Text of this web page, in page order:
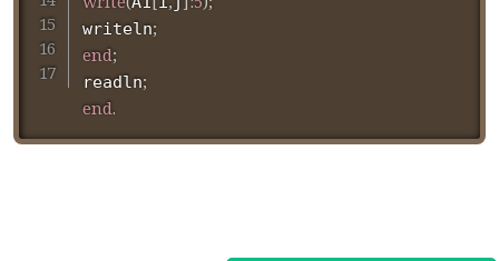
writeln;
end;
readln;
end.